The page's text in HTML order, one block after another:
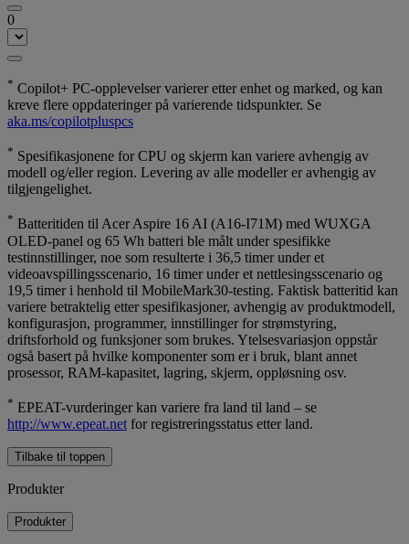
0
* Copilot+ PC-opplevelser varierer etter enhet og marked, og kan
kreve flere oppdateringer på varierende tidspunkter. Se
aka.ms/copilotpluspcs
* Spesifikasjonene for CPU og skjerm kan variere avhengig av
modell og/eller region. Levering av alle modeller er avhengig av
tilgjengelighet.
* Batteritiden til Acer Aspire 16 AI (A16-I71M) med WUXGA
OLED-panel og 65 Wh batteri ble målt under spesifikke
testinnstillinger, noe som resulterte i 36,5 timer under et
videoavspillingsscenario, 16 timer under et nettlesingsscenario og
19,5 timer i henhold til MobileMark30-testing. Faktisk batteritid kan
variere betraktelig etter spesifikasjoner, avhengig av produktmodell,
konfigurasjon, programmer, innstillinger for strømstyring,
driftsforhold og funksjoner som brukes. Ytelsesvariasjon oppstår
også basert på hvilke komponenter som er i bruk, blant annet
prosessor, RAM-kapasitet, lagring, skjerm, oppløsning osv.
* EPEAT-vurderinger kan variere fra land til land – se
http://www.epeat.net for registreringsstatus etter land.
Tilbake til toppen
Produkter
Produkter